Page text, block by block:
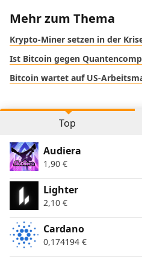
Mehr zum Thema
Krypto-Miner setzen in der
Ist Bitcoin gegen
Bitcoin wartet auf US-
Top
Audiera
1,90 €
Lighter
2,10 €
Cardano
0,174194 €